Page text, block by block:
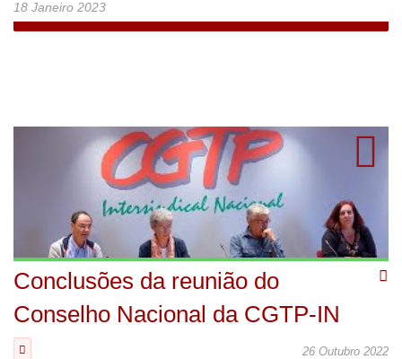
18 Janeiro 2023
Conclusões da reunião do
Conselho Nacional da CGTP-IN
26 Outubro 2022